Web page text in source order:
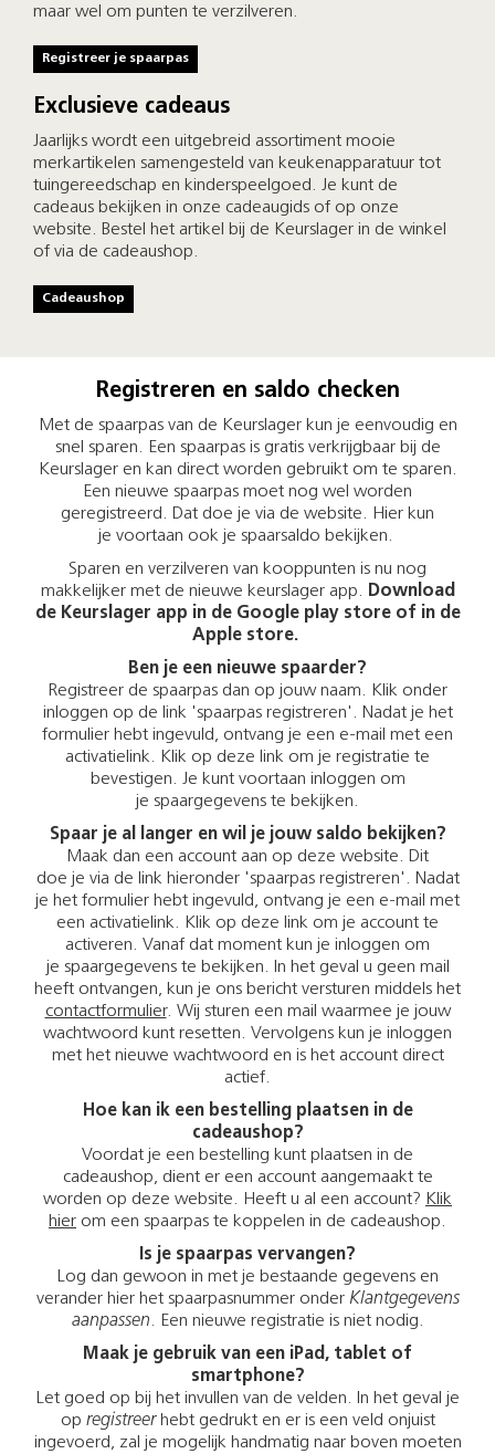
maar wel om punten te verzilveren.
Registreer je spaarpas
Exclusieve cadeaus
Jaarlijks wordt een uitgebreid assortiment mooie
merkartikelen samengesteld van keukenapparatuur tot
tuingereedschap en kinderspeelgoed. Je kunt de
cadeaus bekijken in onze cadeaugids of op onze
website. Bestel het artikel bij de Keurslager in de winkel
of via de cadeaushop.
Cadeaushop
Registreren en saldo checken
Met de spaarpas van de Keurslager kun je eenvoudig en
snel sparen. Een spaarpas is gratis verkrijgbaar bij de
Keurslager en kan direct worden gebruikt om te sparen.
Een nieuwe spaarpas moet nog wel worden
geregistreerd. Dat doe je via de website. Hier kun
je voortaan ook je spaarsaldo bekijken.
Sparen en verzilveren van kooppunten is nu nog
makkelijker met de nieuwe keurslager app. Download
de Keurslager app in de Google play store of in de
Apple store.
Ben je een nieuwe spaarder?
Registreer de spaarpas dan op jouw naam. Klik onder
inloggen op de link 'spaarpas registreren'. Nadat je het
formulier hebt ingevuld, ontvang je een e-mail met een
activatielink. Klik op deze link om je registratie te
bevestigen. Je kunt voortaan inloggen om
je spaargegevens te bekijken.
Spaar je al langer en wil je jouw saldo bekijken?
Maak dan een account aan op deze website. Dit
doe je via de link hieronder 'spaarpas registreren'. Nadat
je het formulier hebt ingevuld, ontvang je een e-mail met
een activatielink. Klik op deze link om je account te
activeren. Vanaf dat moment kun je inloggen om
je spaargegevens te bekijken. In het geval u geen mail
heeft ontvangen, kun je ons bericht versturen middels het
contactformulier. Wij sturen een mail waarmee je jouw
wachtwoord kunt resetten. Vervolgens kun je inloggen
met het nieuwe wachtwoord en is het account direct
actief.
Hoe kan ik een bestelling plaatsen in de
cadeaushop?
Voordat je een bestelling kunt plaatsen in de
cadeaushop, dient er een account aangemaakt te
worden op deze website. Heeft u al een account? Klik
hier om een spaarpas te koppelen in de cadeaushop.
Is je spaarpas vervangen?
Log dan gewoon in met je bestaande gegevens en
verander hier het spaarpasnummer onder Klantgegevens
aanpassen. Een nieuwe registratie is niet nodig.
Maak je gebruik van een iPad, tablet of
smartphone?
Let goed op bij het invullen van de velden. In het geval je
op registreerhebt gedrukt en er is een veld onjuist
ingevoerd, zal je mogelijk handmatig naar boven moeten